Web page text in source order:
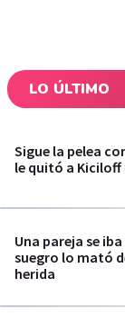
LO ÚLTIMO
Sigue la pelea
le quitó a
Una pareja se
suegro lo mató
herida